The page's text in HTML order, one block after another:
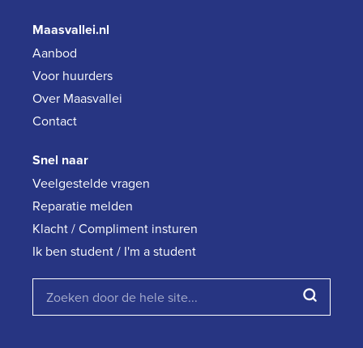
Maasvallei.nl
Aanbod
Voor huurders
Over Maasvallei
Contact
Snel naar
Veelgestelde vragen
Reparatie melden
Klacht / Compliment insturen
Ik ben student / I'm a student